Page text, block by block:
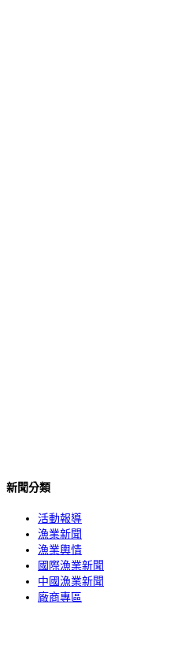
新聞分類
活動報導
漁業新聞
漁業輿情
國際漁業新聞
中國漁業新聞
廠商專區